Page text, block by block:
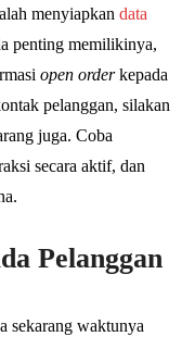
menyiapkan data
penting memilikinya,
open orderkepada
pelanggan, silakan
juga. Coba
secara aktif, dan
Pelanggan
sekarang waktunya